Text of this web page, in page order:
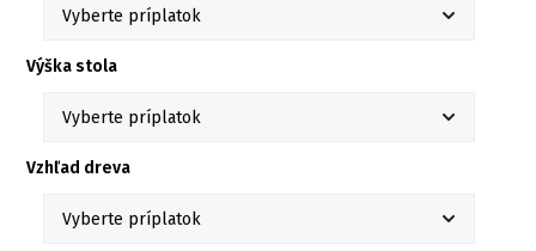
Výška stola
Vzhľad dreva